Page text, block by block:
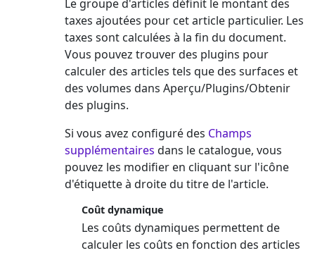
Le groupe d'articles définit le montant des
taxes ajoutées pour cet article particulier. Les
taxes sont calculées à la fin du document.
Vous pouvez trouver des plugins pour
calculer des articles tels que des surfaces et
des volumes dans Aperçu/Plugins/Obtenir
des plugins.
Si vous avez configuré des Champs
supplémentaires dans le catalogue, vous
pouvez les modifier en cliquant sur l'icône
d'étiquette à droite du titre de l'article.
Coût dynamique
Les coûts dynamiques permettent de
calculer les coûts en fonction des articles